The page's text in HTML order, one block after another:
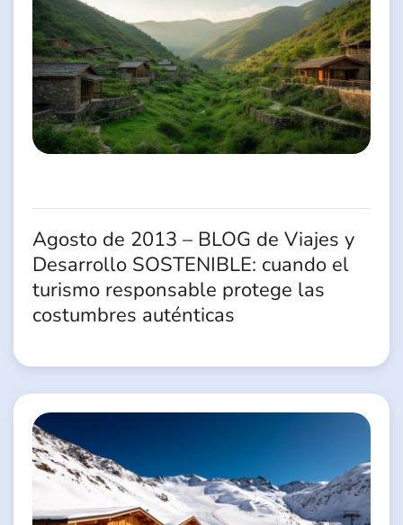
Agosto de 2013 – BLOG de Viajes y
Desarrollo SOSTENIBLE: cuando el
turismo responsable protege las
costumbres auténticas